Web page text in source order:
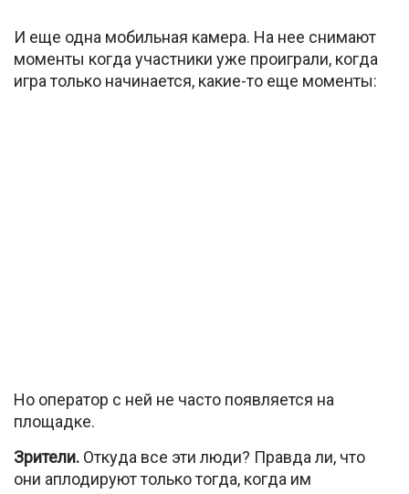
И еще одна мобильная камера. На нее снимают
моменты когда участники уже проиграли, когда
игра только начинается, какие-то еще моменты:
Но оператор с ней не часто появляется на
площадке.
Зрители. Откуда все эти люди? Правда ли, что
они аплодируют только тогда, когда им